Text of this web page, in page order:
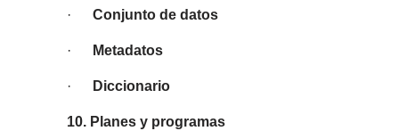
· Conjunto de datos
· Metadatos
· Diccionario
10. Planes y programas